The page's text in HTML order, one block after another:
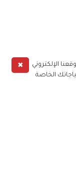
✖
الإلكتروني
الخاصة